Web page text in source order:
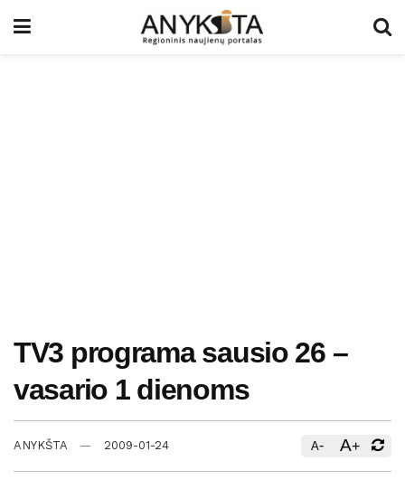
TV3 programa sausio 26 –
vasario 1 dienoms
ANYKŠTA 2009-01-24 A- A+